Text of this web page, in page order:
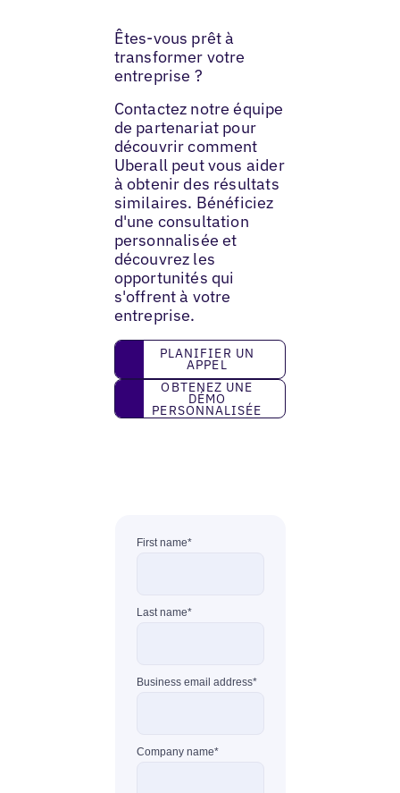
Êtes-vous prêt à
transformer votre
entreprise ?
Contactez notre équipe
de partenariat pour
découvrir comment
Uberall peut vous aider
à obtenir des résultats
similaires. Bénéficiez
d'une consultation
personnalisée et
découvrez les
opportunités qui
s'offrent à votre
entreprise.
Planifier un appel
PLANIFIER UN
APPEL
Obtenez une démo personnalisée
OBTENEZ UNE
DÉMO
PERSONNALISÉE